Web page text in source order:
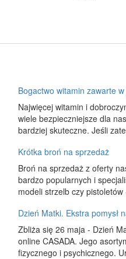
Bogactwo witamin zawarte
Najwięcej witamin i
wiele bezpieczniejsze dla
bardziej skuteczne. Jeśli
Krótka broń na sprzedaż
Broń na sprzedaż z oferty
bardzo popularnych i
modeli strzelb czy
Dzień Matki. Ekstra pomysł
Zbliża się 26 maja - Dzień
online CASADA. Jego
fizycznego i psychicznego.